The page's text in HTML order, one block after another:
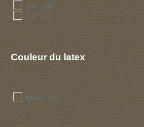
non (39)
oui (2)
Couleur du latex
blanc (2)